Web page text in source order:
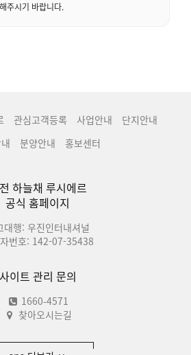
주시기 바랍니다.
관심고객등록 사업안내
단지안내
분양안내 홍보센터
하늘채 루시에르
공식 홈페이지
대행: 우진인터내셔널
번호: 142-07-35438
사이트 관리 문의
1660-4571
찾아오시는길